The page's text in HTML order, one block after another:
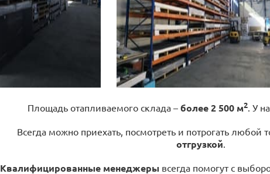
Площадь отапливаемого склада – более 2 500 м2. У
Всегда можно приехать, посмотреть и потрогать любой
отгрузкой.
Квалифицированные менеджеры всегда помогут с